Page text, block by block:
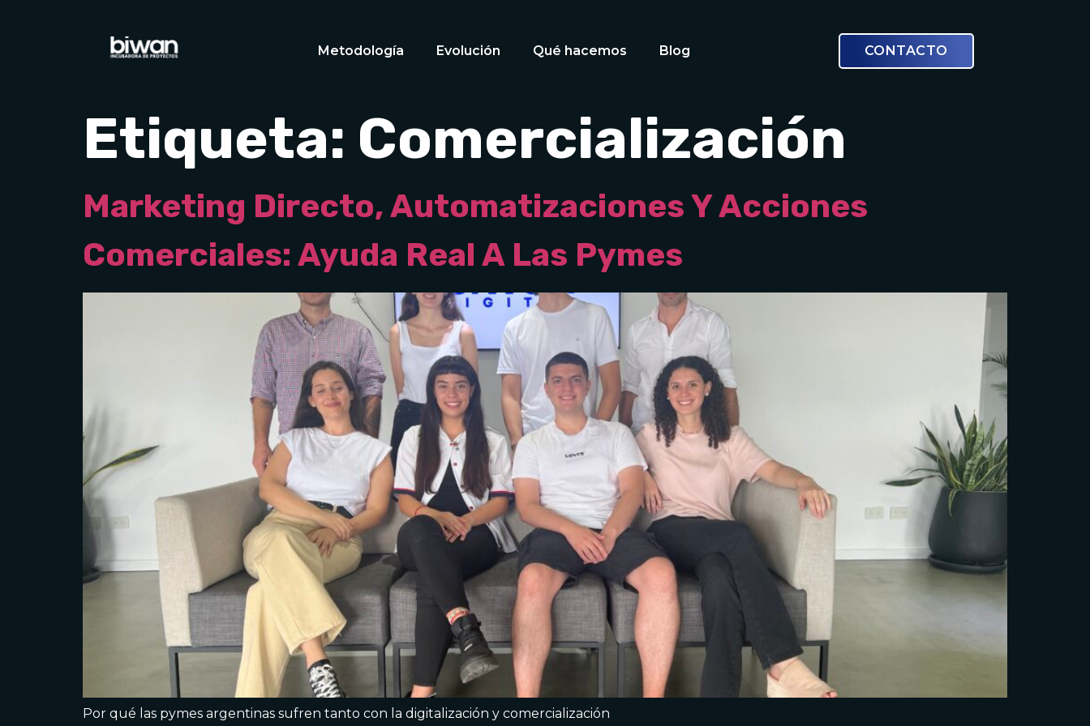
Metodología Evolución Qué hacemos Blog CONTACTO
Etiqueta: Comercialización
Marketing Directo, Automatizaciones Y Acciones
Comerciales: Ayuda Real A Las Pymes
Por qué las pymes argentinas sufren tanto con la digitalización y comercialización